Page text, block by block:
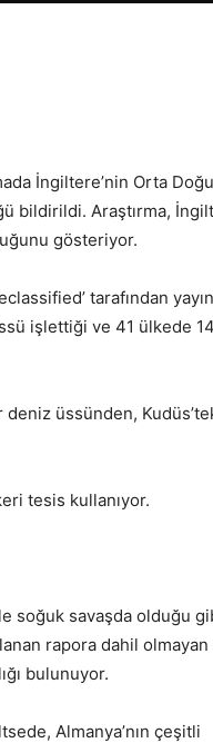
İngiltere’nin Orta
bildirildi. Araştırma,
gösteriyor.
tarafından
işlettiği ve 41 ülkede
üssünden,
tesis kullanıyor.
soğuk savaşda olduğu
rapora dahil olmayan
bulunuyor.
Almanya’nın çeşitli